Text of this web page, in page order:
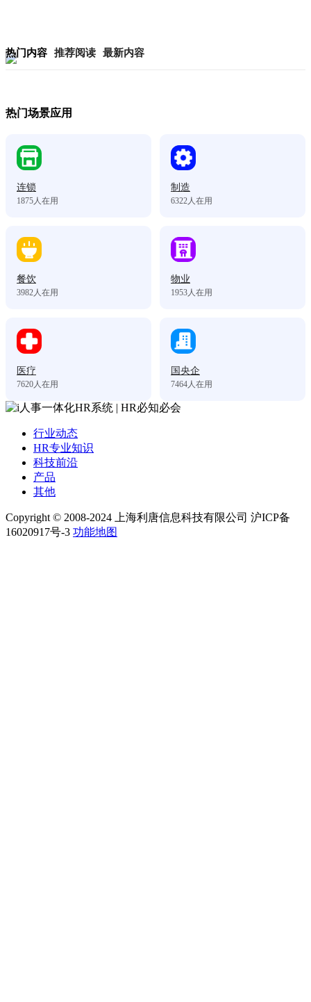
热门内容 推荐阅读 最新内容
热门场景应用
连锁
1875人在用
制造
6322人在用
餐饮
3982人在用
物业
1953人在用
医疗
7620人在用
国央企
7464人在用
行业动态
HR专业知识
科技前沿
产品
其他
Copyright © 2008-2024 上海利唐信息科技有限公司 沪ICP备
16020917号-3 功能地图